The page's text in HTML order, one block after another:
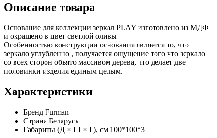
Описание товара
Основание для коллекции зеркал PLAY изготовлено из МДФ
и окрашено в цвет светлой оливы
Особенностью конструкции основания является то, что
зеркало углубленно , получается ощущение того что зеркало
со всех сторон объято массивом дерева, что делает две
половинки изделия единым целым.
Характеристики
Бренд Furman
Страна Беларусь
Габариты (Д × Ш × Г), см 100*100*3